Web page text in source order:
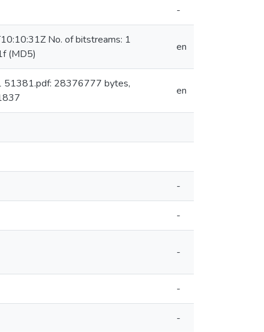
-
No. of bitstreams: 1
(MD5)
en
51381.pdf: 28376777 bytes,
en
-
-
-
-
-